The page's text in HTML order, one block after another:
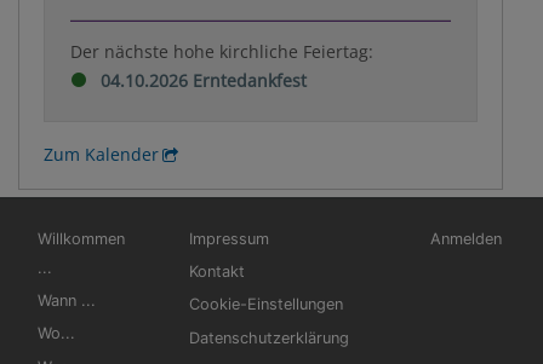
Der nächste hohe kirchliche Feiertag:
04.10.2026 Erntedankfest
Zum Kalender
Hauptnavigation
Willkommen
...
Wann ...
Wo...
Fußbereichsmenü
Impressum
Kontakt
Cookie-Einstellungen
Datenschutzerklärung
Anmelden